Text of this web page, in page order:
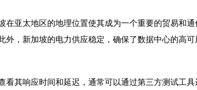
亚太地区的地理位置使其成为一个重要的贸易和
，新加坡的电力供应稳定，确保了数据中心的高可
其响应时间和延迟，通常可以通过第三方测试工